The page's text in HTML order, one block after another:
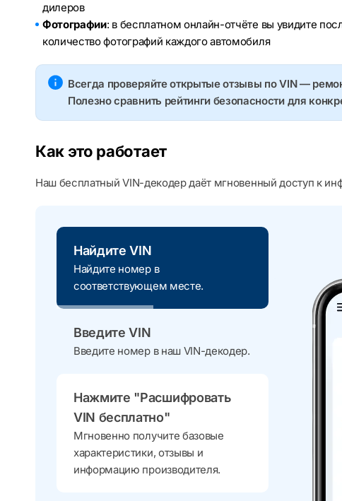
дилеров
Фотографии: в бесплатном онлайн-отчёте вы увидите
количество фотографий каждого автомобиля
Всегда проверяйте открытые отзывы по VIN —
Полезно сравнить рейтинги безопасности для
Как это работает
Наш бесплатный VIN-декодер даёт мгновенный доступ к
Найдите VIN
Найдите номер в
соответствующем месте.
Введите VIN
Введите номер в наш VIN-декодер.
Нажмите "Расшифровать
VIN бесплатно"
Мгновенно получите базовые
характеристики, отзывы и
информацию производителя.